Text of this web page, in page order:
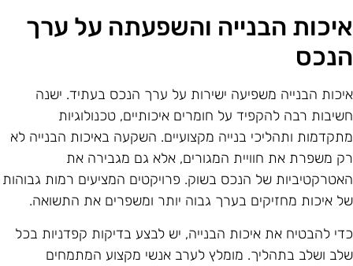
הבנייה והשפעתה על ערך
הבנייה משפיעה ישירות על ערך הנכס בעתיד. ישנה
רבה להקפיד על חומרים איכותיים, טכנולוגיות
ותהליכי בנייה מקצועיים. השקעה באיכות הבנייה לא
משפרת את חוויית המגורים, אלא גם מגבירה את
של הנכס בשוק. פרויקטים המציעים רמות גבוהות
איכות מחזיקים בערך גבוה יותר ומשפרים את התשואה.
להבטיח את איכות הבנייה, יש לבצע בדיקות קפדניות בכל
ושלב בתהליך. מומלץ לערב אנשי מקצוע המתמחים